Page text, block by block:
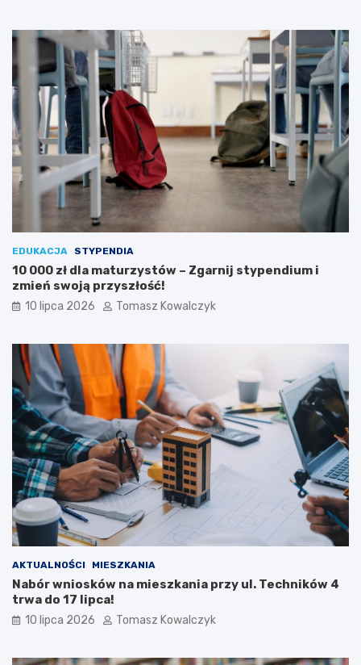
EDUKACJA STYPENDIA
10 000 zł dla maturzystów – Zgarnij stypendium i
zmień swoją przyszłość!
10 lipca 2026 Tomasz Kowalczyk
AKTUALNOŚCI MIESZKANIA
Nabór wniosków na mieszkania przy ul. Techników 4
trwa do 17 lipca!
10 lipca 2026 Tomasz Kowalczyk